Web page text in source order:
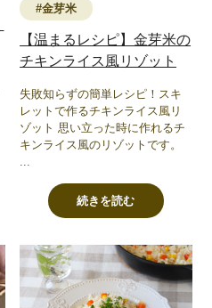
#金芽米
【温まるレシピ】金芽米の
チキンライス風リゾット
失敗知らずの簡単レシピ！スキ
レットで作るチキンライス風リ
ゾット 思い立った時に作れるチ
キンライス風のリゾットです。
続きを読む